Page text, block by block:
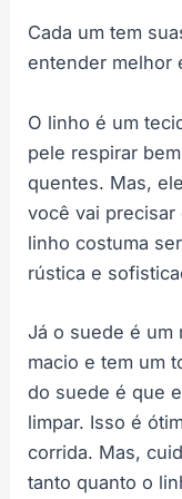
Cada um tem
entender melhor
O linho é um
pele respirar
quentes. Mas,
você vai precisar
linho costuma
rústica e
Já o suede é um
macio e tem um
do suede é que
limpar. Isso é
corrida. Mas,
tanto quanto o